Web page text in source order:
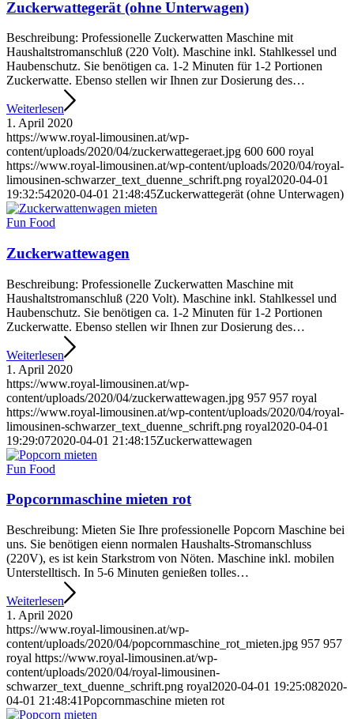
Zuckerwattegerät (ohne Unterwagen)
Beschreibung: Professionelle Zuckerwatten Maschine mit
Haushaltstromanschluß (220 Volt). Maschine inkl. Stahlkessel und
Haubenschutz. Sie benötigen ca. 1-2 Minuten für 1-2 Portionen
Zuckerwatte. Ebenso stellen wir Ihnen zur Dosierung des…
Weiterlesen
1. April 2020
https://www.royal-limousinen.at/wp-
content/uploads/2020/04/zuckerwattegeraet.jpg 600 600 royal
https://www.royal-limousinen.at/wp-content/uploads/2020/04/royal-
limousinen-schwarzer_text_duenne_schrift.png royal2020-04-01
19:32:542020-04-01 21:48:45Zuckerwattegerät (ohne Unterwagen)
Fun Food
Zuckerwattewagen
Beschreibung: Professionelle Zuckerwatten Maschine mit
Haushaltstromanschluß (220 Volt). Maschine inkl. Stahlkessel und
Haubenschutz. Sie benötigen ca. 1-2 Minuten für 1-2 Portionen
Zuckerwatte. Ebenso stellen wir Ihnen zur Dosierung des…
Weiterlesen
1. April 2020
https://www.royal-limousinen.at/wp-
content/uploads/2020/04/zuckerwattewagen.jpg 957 957 royal
https://www.royal-limousinen.at/wp-content/uploads/2020/04/royal-
limousinen-schwarzer_text_duenne_schrift.png royal2020-04-01
19:29:072020-04-01 21:48:15Zuckerwattewagen
Fun Food
Popcornmaschine mieten rot
Beschreibung: Mieten Sie Ihre professionelle Popcorn Maschine bei
uns. Sie benötigen eienn normalen Haushalts-Stromanschluss
(220V), es ist kein Starkstrom von Nöten. Maschine inkl. mobilen
Unterstelltisch. In 5-6 Minuten genießen tolles…
Weiterlesen
1. April 2020
https://www.royal-limousinen.at/wp-
content/uploads/2020/04/popcornmaschine_rot_mieten.jpg 957 957
royal https://www.royal-limousinen.at/wp-
content/uploads/2020/04/royal-limousinen-
schwarzer_text_duenne_schrift.png royal2020-04-01 19:25:082020-
04-01 21:48:41Popcornmaschine mieten rot